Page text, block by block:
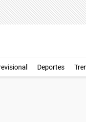
Deportes